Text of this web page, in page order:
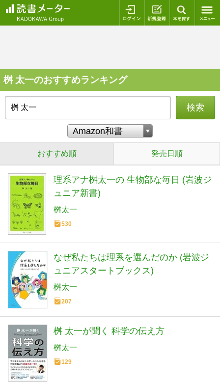
ログイン 新規登録
桝 太一のおすすめランキング
検索
おすすめ順 発売日順
理系アナ桝太一の 生物部な毎日 (岩波ジ
ュニア新書)
桝太一
530
なぜ私たちは理系を選んだのか (岩波ジ
ュニアスタートブックス)
桝太一
207
桝 太一が聞く 科学の伝え方
桝太一
129